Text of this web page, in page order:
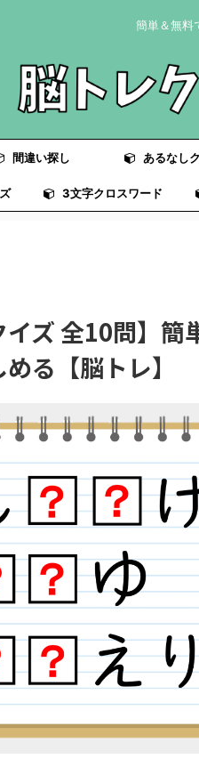
簡単＆無料
間違い探し あるなし
3文字クロスワード
イズ 全10問】
る【脳トレ】